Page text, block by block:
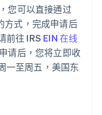
您可以直接通过
方式，完成申请后
前往 IRS EIN 在线
请后，您将立即收
一至周五，美国东